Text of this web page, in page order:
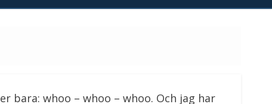
bara: whoo – whoo – whoo. Och jag har